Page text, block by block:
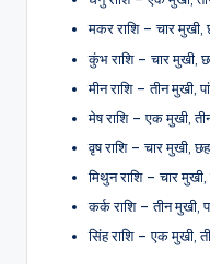
मकर राशि – चार मुखी,
कुंभ राशि – चार मुखी,
मीन राशि – तीन मुखी,
मेष राशि – एक मुखी,
वृष राशि – चार मुखी,
मिथुन राशि – चार
कर्क राशि – तीन मुखी,
सिंह राशि – एक मुखी,